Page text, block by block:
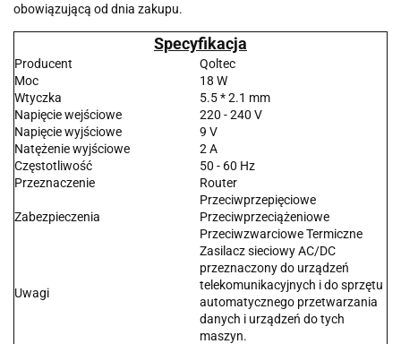
obowiązującą od dnia zakupu.
Specyfikacja
Producent
Qoltec
Moc
18 W
Wtyczka
5.5 * 2.1 mm
Napięcie wejściowe
220 - 240 V
Napięcie wyjściowe
9 V
Natężenie wyjściowe
2 A
Częstotliwość
50 - 60 Hz
Przeznaczenie
Router
Zabezpieczenia
Przeciwprzepięciowe
Przeciwprzeciążeniowe
Przeciwzwarciowe Termiczne
Uwagi
Zasilacz sieciowy AC/DC
przeznaczony do urządzeń
telekomunikacyjnych i do sprzętu
automatycznego przetwarzania
danych i urządzeń do tych
maszyn.